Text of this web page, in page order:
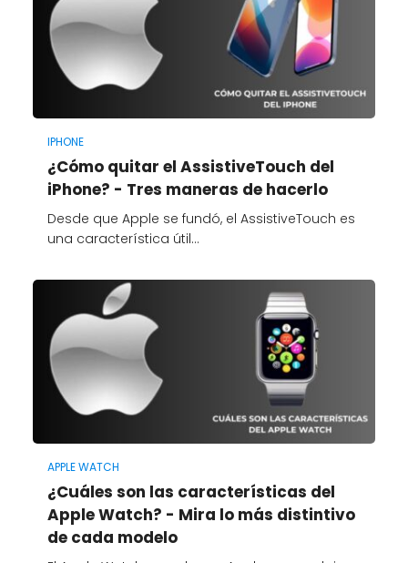
IPHONE
¿Cómo quitar el AssistiveTouch del
iPhone? - Tres maneras de hacerlo
Desde que Apple se fundó, el AssistiveTouch es
una característica útil…
APPLE WATCH
¿Cuáles son las características del
Apple Watch? - Mira lo más distintivo
de cada modelo